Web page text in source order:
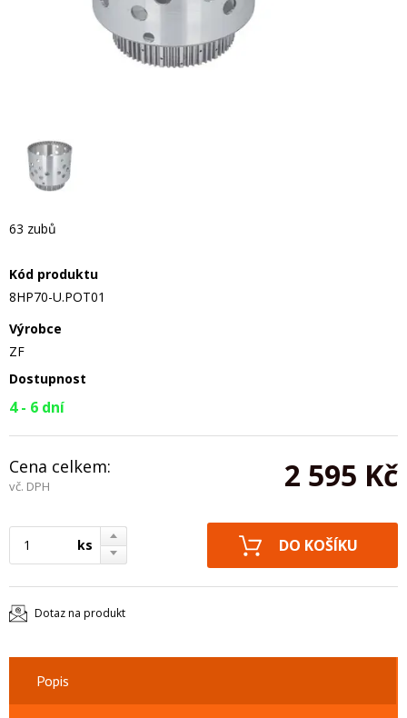
63 zubů
Kód produktu
8HP70-U.POT01
Výrobce
ZF
Dostupnost
4 - 6 dní
Cena celkem:
vč. DPH 2 595 Kč
ks
Dotaz na produkt
Popis